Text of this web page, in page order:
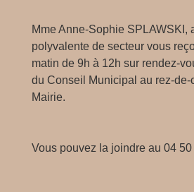
Mme Anne-Sophie SPLAWSKI,
polyvalente de secteur vous
matin de 9h à 12h sur rendez-
du Conseil Municipal au rez-de-
Mairie.
Vous pouvez la joindre au 04 50